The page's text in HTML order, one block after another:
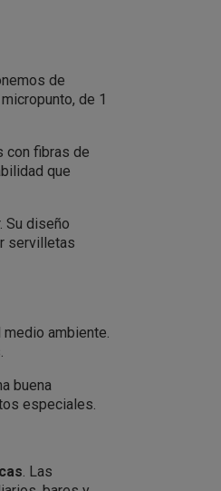
de
de 1
con fibras de
que
Su diseño
servilletas
ambiente.
buena
especiales.
. Las